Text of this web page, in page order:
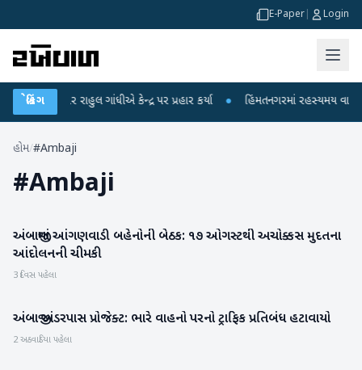
E-Paper Login
બ્રેકિંગ
પર રાહુલ ગાંધીએ કેન્દ્ર પર પ્રહાર કર્યા ● હિંમતનગરમાં રહસ્યમય વાયરસ કે
હોમ/#Ambaji
#Ambaji
બનાસકાંઠા
અંબાજીમાં આંગણવાડી બહેનોની બેઠક: ૧૭ ઓગસ્ટથી અચોક્કસ મુદતના
આંદોલનની ચીમકી
3 દિવસ પહેલા
બનાસકાંઠા
અંબાજી અંડરપાસ પ્રોજેક્ટ: ભારે વાહનો પરનો ટ્રાફિક પ્રતિબંધ હટાવાયો
2 અઠવાડિયા પહેલા